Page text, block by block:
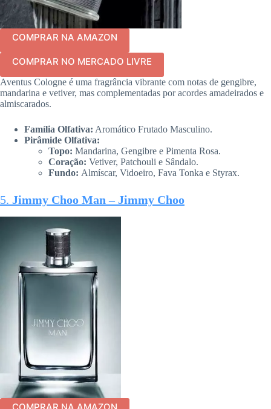
COMPRAR NA AMAZON
COMPRAR NO MERCADO LIVRE
Aventus Cologne é uma fragrância vibrante com notas de gengibre,
mandarina e vetiver, mas complementadas por acordes amadeirados e
almiscarados.
Família Olfativa: Aromático Frutado Masculino.
Pirâmide Olfativa:
Topo: Mandarina, Gengibre e Pimenta Rosa.
Coração: Vetiver, Patchouli e Sândalo.
Fundo: Almíscar, Vidoeiro, Fava Tonka e Styrax.
5. Jimmy Choo Man – Jimmy Choo